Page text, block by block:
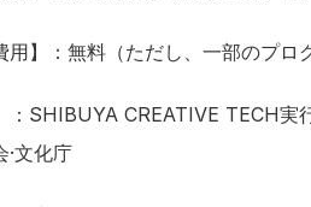
用】：無料（ただし、一部のプロ
：SHIBUYA CREATIVE TECH実
·文化庁